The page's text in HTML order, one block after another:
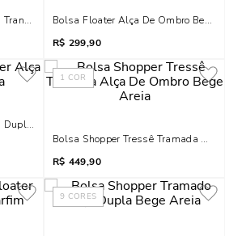
Bege Areia
Bolsa Floater Alça De Ombro Bege
R$ 299,90
Bege Areia
1 COR
Bolsa Shopper Tressê Tramada
R$ 449,90
9 CORES